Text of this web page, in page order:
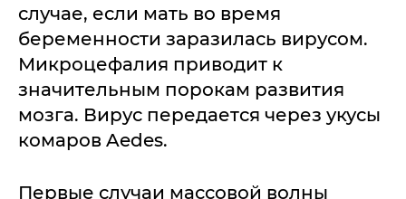
случае, если мать во время
беременности заразилась вирусом.
Микроцефалия приводит к
значительным порокам развития
мозга. Вирус передается через укусы
комаров Aedes.
Первые случаи массовой волны